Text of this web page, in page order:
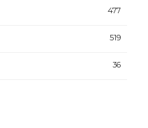
477
519
36